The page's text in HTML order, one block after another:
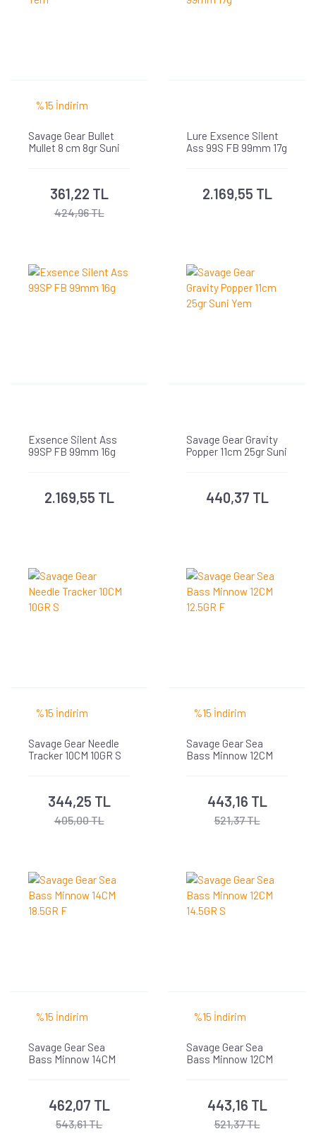
%15 İndirim
Savage Gear Bullet
Mullet 8 cm 8gr Suni
361,22 TL
424,96 TL
Lure Exsence Silent
Ass 99S FB 99mm 17g
2.169,55 TL
Exsence Silent Ass
99SP FB 99mm 16g
2.169,55 TL
Savage Gear Gravity
Popper 11cm 25gr Suni
440,37 TL
%15 İndirim
Savage Gear Needle
Tracker 10CM 10GR S
344,25 TL
405,00 TL
%15 İndirim
Savage Gear Sea
Bass Minnow 12CM
443,16 TL
521,37 TL
%15 İndirim
Savage Gear Sea
Bass Minnow 14CM
462,07 TL
543,61 TL
%15 İndirim
Savage Gear Sea
Bass Minnow 12CM
443,16 TL
521,37 TL